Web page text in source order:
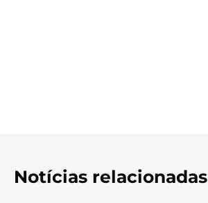
Notícias relacionadas